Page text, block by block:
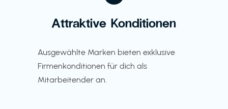
Attraktive Konditionen
Ausgewählte Marken bieten exklusive
Firmenkonditionen für dich als
Mitarbeitender an.